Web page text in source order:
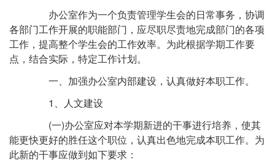
办公室作为一个负责管理学生会的日常事务，协调
各部门工作开展的职能部门，应尽职尽责地完成部门的各项
工作，提高整个学生会的工作效率。为此根据学期工作要
点，结合实际，特定工作计划。
一、加强办公室内部建设，认真做好本职工作。
1、人文建设
(一)办公室应对本学期新进的干事进行培养，使其
能更快更好的胜任这个职位，认真出色地完成本职工作。为
此新的干事应做到如下要求：